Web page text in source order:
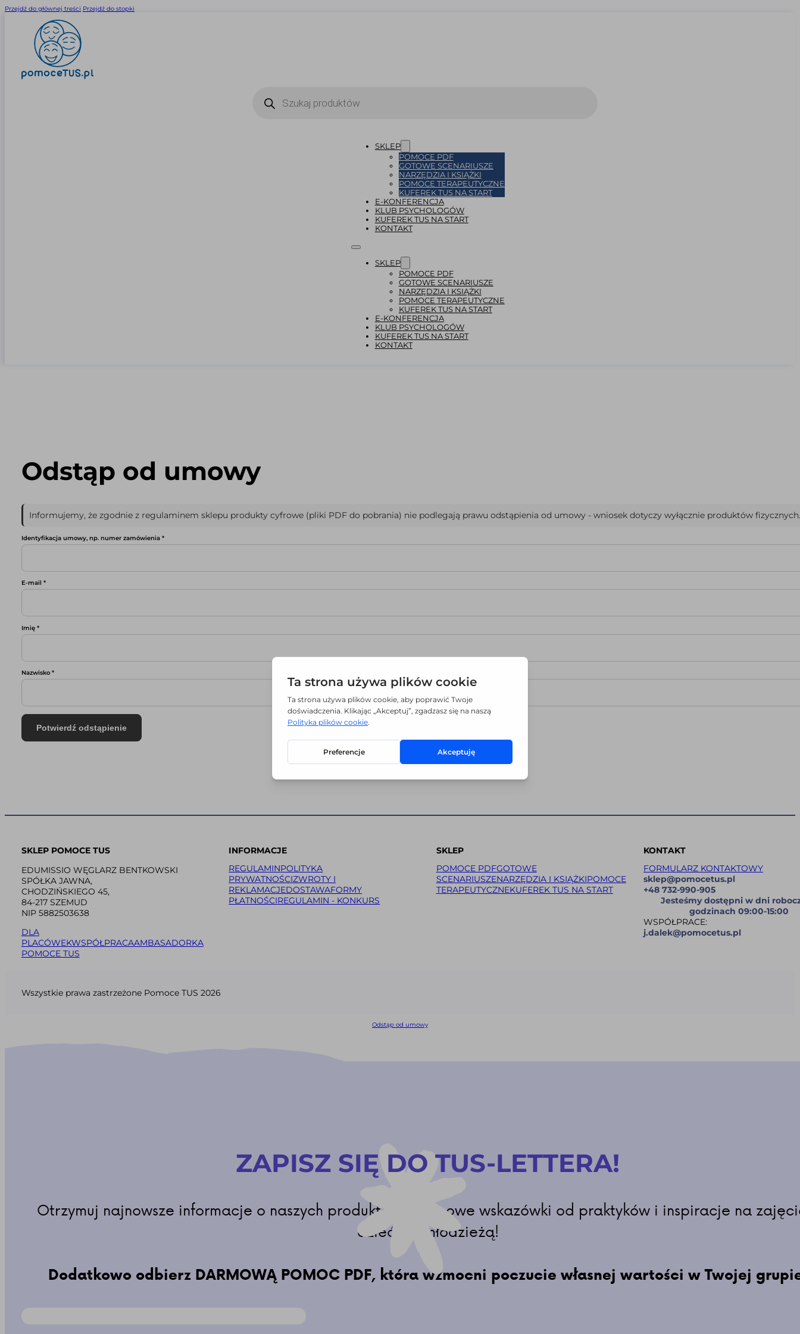
Przejdź do głównej treści Przejdź do stopki
SKLEP
POMOCE PDF
GOTOWE SCENARIUSZE
NARZĘDZIA I KSIĄŻKI
POMOCE TERAPEUTYCZNE
KUFEREK TUS NA START
E-KONFERENCJA
KLUB PSYCHOLOGÓW
KUFEREK TUS NA START
KONTAKT
SKLEP
POMOCE PDF
GOTOWE SCENARIUSZE
NARZĘDZIA I KSIĄŻKI
POMOCE TERAPEUTYCZNE
KUFEREK TUS NA START
E-KONFERENCJA
KLUB PSYCHOLOGÓW
KUFEREK TUS NA START
KONTAKT
Odstąp od umowy
Informujemy, że zgodnie z regulaminem sklepu produkty cyfrowe (pliki PDF do pobrania) nie podlegają prawu odstąpienia od umowy - wniosek dotyczy wyłącznie produktów fizycznych.
Identyfikacja umowy, np. numer zamówienia *
E-mail *
Imię *
Nazwisko *
Potwierdź odstąpienie
SKLEP POMOCE TUS
EDUMISSIO WĘGLARZ BENTKOWSKI
SPÓŁKA JAWNA,
CHODZIŃSKIEGO 45,
84-217 SZEMUD
NIP 5882503638
DLA
PLACÓWEKWSPÓŁPRACAAMBASADORKA
POMOCE TUS
INFORMACJE
REGULAMINPOLITYKA
PRYWATNOŚCIZWROTY I
REKLAMACJEDOSTAWAFORMY
PŁATNOŚCIREGULAMIN - KONKURS
SKLEP
POMOCE PDFGOTOWE
SCENARIUSZENARZĘDZIA I KSIĄŻKIPOMOCE
TERAPEUTYCZNEKUFEREK TUS NA START
KONTAKT
FORMULARZ KONTAKTOWY
sklep@pomocetus.pl
+48 732-990-905
Jesteśmy dostępni w dni
godzinach 09:00-15:00
WSPÓŁPRACE:
j.dalek@pomocetus.pl
Wszystkie prawa zastrzeżone Pomoce TUS 2026
Odstąp od umowy
ZAPISZ SIĘ DO TUS-LETTERA!
Otrzymuj najnowsze informacje o naszych produktach, TUS-owe wskazówki od praktyków i inspiracje na
dziećmi i młodzieżą!
Dodatkowo odbierz DARMOWĄ POMOC PDF, która wzmocni poczucie własnej wartości w Twojej